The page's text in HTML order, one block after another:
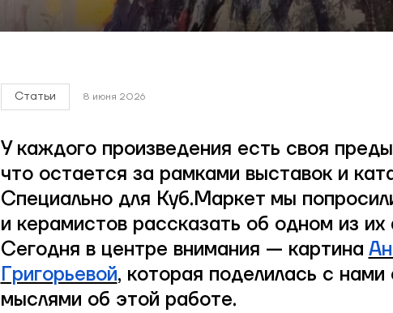
Статьи 8 июня 2026
У каждого произведения есть своя
что остается за рамками выставок и
Специально для Куб.Маркет мы
и керамистов рассказать об одном из их
Сегодня в центре внимания — картина
Григорьевой, которая поделилась с нами
мыслями об этой работе.